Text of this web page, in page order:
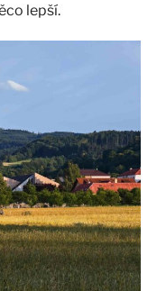
lepší.